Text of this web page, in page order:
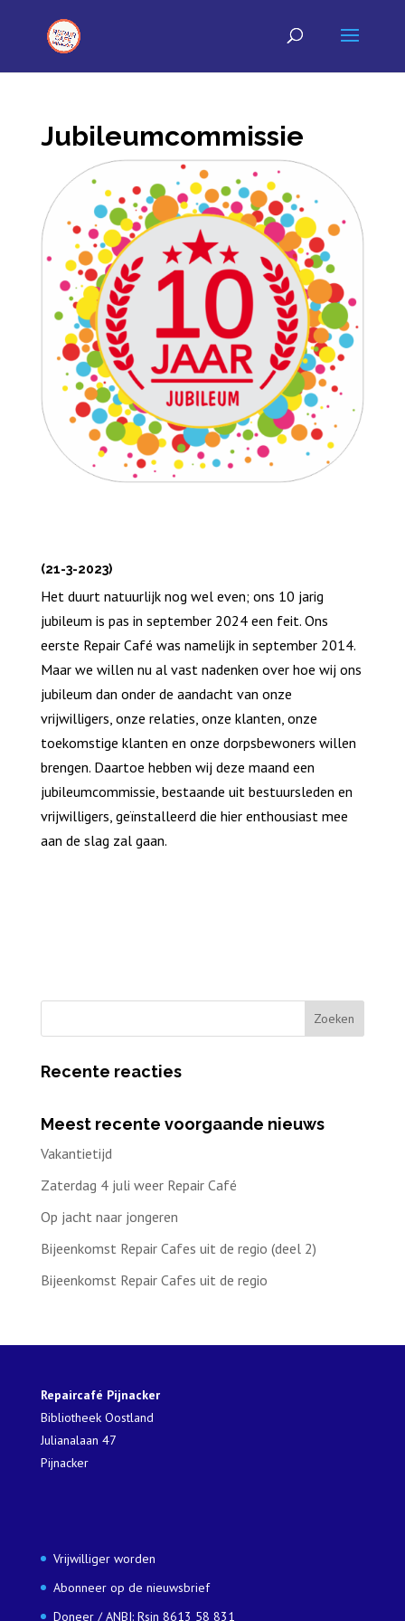
Jubileumcommissie
(21-3-2023)
Het duurt natuurlijk nog wel even; ons 10 jarig
jubileum is pas in september 2024 een feit. Ons
eerste Repair Café was namelijk in september 2014.
Maar we willen nu al vast nadenken over hoe wij ons
jubileum dan onder de aandacht van onze
vrijwilligers, onze relaties, onze klanten, onze
toekomstige klanten en onze dorpsbewoners willen
brengen. Daartoe hebben wij deze maand een
jubileumcommissie, bestaande uit bestuursleden en
vrijwilligers, geïnstalleerd die hier enthousiast mee
aan de slag zal gaan.
Recente reacties
Meest recente voorgaande nieuws
Vakantietijd
Zaterdag 4 juli weer Repair Café
Op jacht naar jongeren
Bijeenkomst Repair Cafes uit de regio (deel 2)
Bijeenkomst Repair Cafes uit de regio
Repaircafé Pijnacker
Bibliotheek Oostland
Julianalaan 47
Pijnacker
Vrijwilliger worden
Abonneer op de nieuwsbrief
Doneer / ANBI: Rsin 8613 58 831